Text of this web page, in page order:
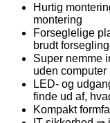
Hurtig
montering
Forseglelige
brudt
Super nemme
uden computer
LED- og
finde ud af,
Kompakt